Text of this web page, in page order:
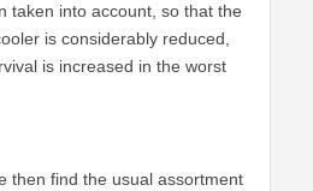
taken into account, so that the
is considerably reduced,
is increased in the worst
then find the usual assortment